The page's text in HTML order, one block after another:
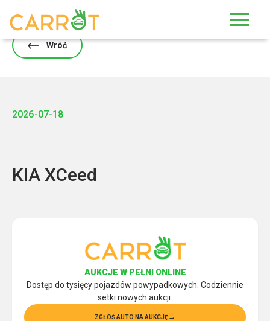
Wróć
2026-07-18
KIA XCeed
AUKCJE W PEŁNI ONLINE
Dostęp do tysięcy pojazdów powypadkowych. Codziennie
setki nowych aukcji.
ZGŁOŚ AUTO NA AUKCJĘ